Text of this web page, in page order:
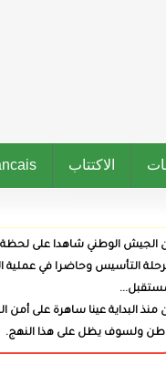
ميلاد الدولة وراعيا
البناء وفاعلا في صنع
أمن المواطنين وعزة